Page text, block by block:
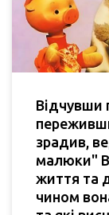
Відчувши
зрадив,
малюки"
життя та
чином